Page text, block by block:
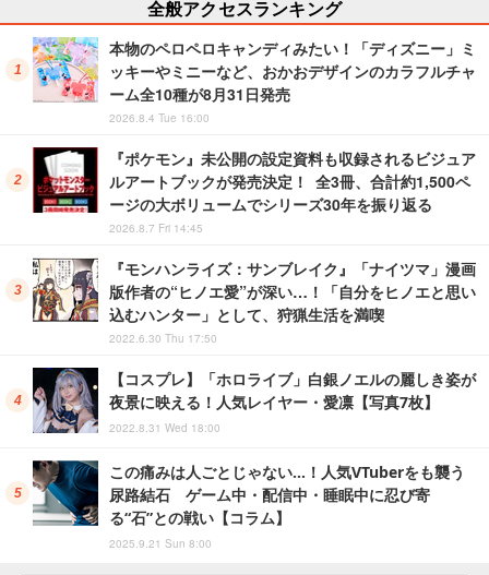
全般アクセスランキング
本物のペロペロキャンディみたい！「ディズニー」ミ
ッキーやミニーなど、おかおデザインのカラフルチャ
ーム全10種が8月31日発売
2026.8.4 Tue 16:00
『ポケモン』未公開の設定資料も収録されるビジュア
ルアートブックが発売決定！ 全3冊、合計約1,500ペ
ージの大ボリュームでシリーズ30年を振り返る
2026.8.7 Fri 14:45
『モンハンライズ：サンブレイク』「ナイツマ」漫画
版作者の“ヒノエ愛”が深い…！「自分をヒノエと思い
込むハンター」として、狩猟生活を満喫
2022.6.30 Thu 17:50
【コスプレ】「ホロライブ」白銀ノエルの麗しき姿が
夜景に映える！人気レイヤー・愛凛【写真7枚】
2022.8.31 Wed 18:00
この痛みは人ごとじゃない…！人気VTuberをも襲う
尿路結石 ゲーム中・配信中・睡眠中に忍び寄
る“石”との戦い【コラム】
2025.9.21 Sun 8:00